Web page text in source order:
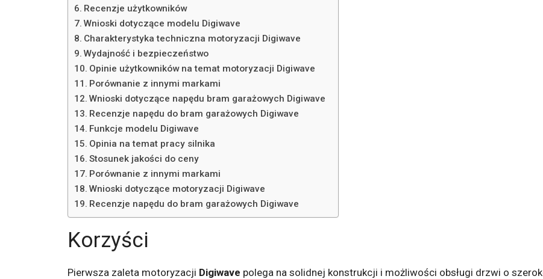
Recenzje użytkowników
Wnioski dotyczące modelu Digiwave
Charakterystyka techniczna motoryzacji Digiwave
Wydajność i bezpieczeństwo
Opinie użytkowników na temat motoryzacji Digiwave
Porównanie z innymi markami
Wnioski dotyczące napędu bram garażowych Digiwave
Recenzje napędu do bram garażowych Digiwave
Funkcje modelu Digiwave
Opinia na temat pracy silnika
Stosunek jakości do ceny
Porównanie z innymi markami
Wnioski dotyczące motoryzacji Digiwave
Recenzje napędu do bram garażowych Digiwave
Korzyści
Pierwsza zaleta motoryzacji Digiwave polega na solidnej konstrukcji i możliwości obsługi drzwi o